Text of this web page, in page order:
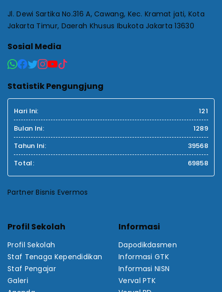
Jl. Dewi Sartika No.316 A, Cawang, Kec. Kramat jati, Kota
Jakarta Timur, Daerah Khusus Ibukota Jakarta 13630
Sosial Media
Statistik Pengungjung
Hari Ini:
121
Bulan Ini:
1289
Tahun Ini:
39568
Total:
69858
Partner Bisnis Evermos
Profil Sekolah
Profil Sekolah
Staf Tenaga Kependidikan
Staf Pengajar
Galeri
Informasi
Dapodikdasmen
Informasi GTK
Informasi NISN
Verval PTK